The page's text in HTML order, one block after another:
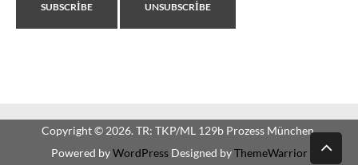
Copyright © 2026. TR: TKP/ML 129b Prozess München.
Powered byWordPressDesigned byThemeWarrior